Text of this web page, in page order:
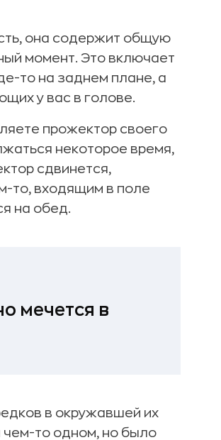
она содержит общую
момент. Это включает
то на заднем плане, а
у вас в голове.
прожектор своего
некоторое время,
сдвинется,
то, входящим в поле
на обед.
мечется в
в окружавшей их
чем-то одном, но было